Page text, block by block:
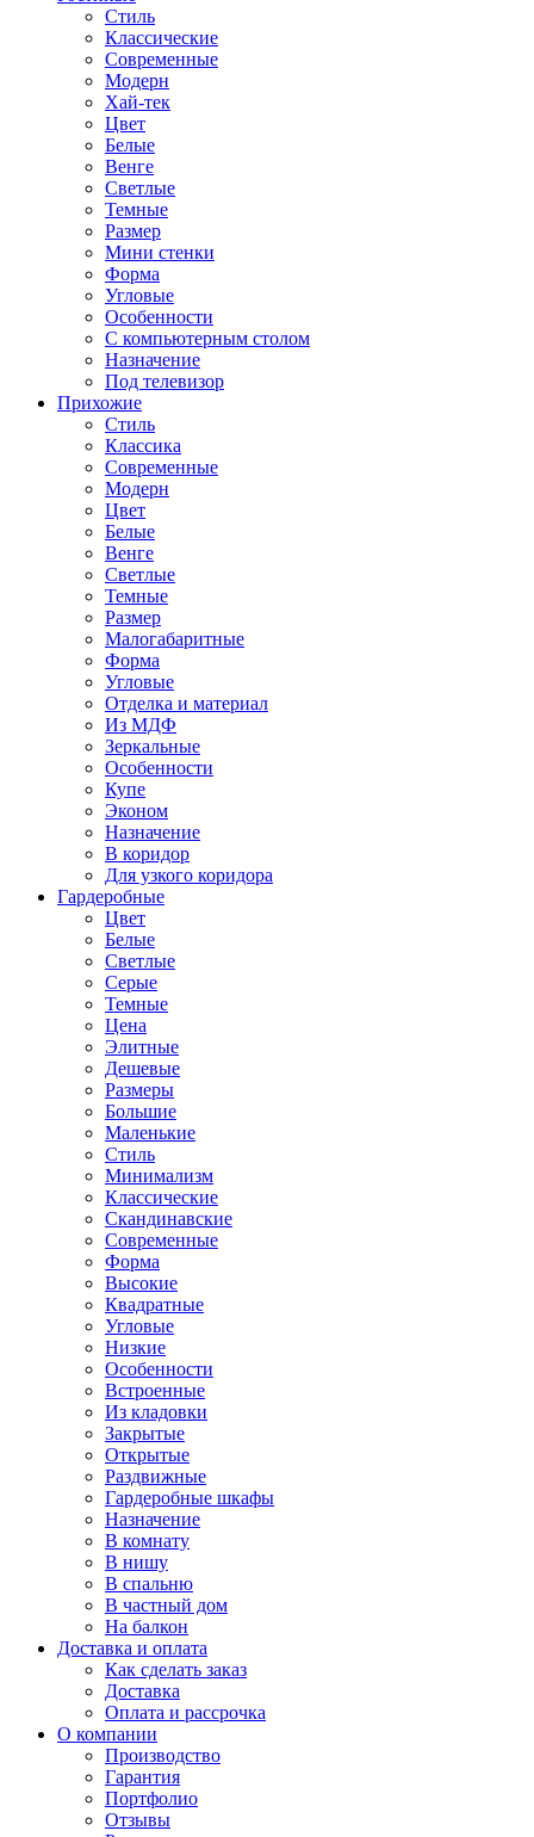
Стиль
Классические
Современные
Модерн
Хай-тек
Цвет
Белые
Венге
Светлые
Темные
Размер
Мини стенки
Форма
Угловые
Особенности
С компьютерным столом
Назначение
Под телевизор
Прихожие
Стиль
Классика
Современные
Модерн
Цвет
Белые
Венге
Светлые
Темные
Размер
Малогабаритные
Форма
Угловые
Отделка и материал
Из МДФ
Зеркальные
Особенности
Купе
Эконом
Назначение
В коридор
Для узкого коридора
Гардеробные
Цвет
Белые
Светлые
Серые
Темные
Цена
Элитные
Дешевые
Размеры
Большие
Маленькие
Стиль
Минимализм
Классические
Скандинавские
Современные
Форма
Высокие
Квадратные
Угловые
Низкие
Особенности
Встроенные
Из кладовки
Закрытые
Открытые
Раздвижные
Гардеробные шкафы
Назначение
В комнату
В нишу
В спальню
В частный дом
На балкон
Доставка и оплата
Как сделать заказ
Доставка
Оплата и рассрочка
О компании
Производство
Гарантия
Портфолио
Отзывы